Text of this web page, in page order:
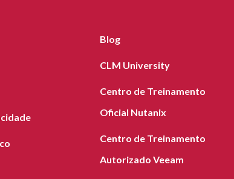
Blog
CLM University
Centro de Treinamento
Oficial Nutanix
Centro de Treinamento
Autorizado Veeam